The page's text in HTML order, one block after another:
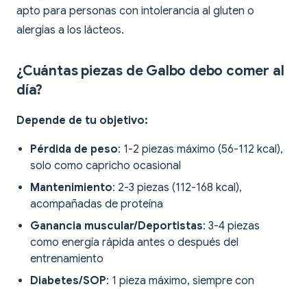
apto para personas con intolerancia al gluten o
alergias a los lácteos.
¿Cuántas piezas de Galbo debo comer al
día?
Depende de tu objetivo:
Pérdida de peso: 1-2 piezas máximo (56-112 kcal),
solo como capricho ocasional
Mantenimiento: 2-3 piezas (112-168 kcal),
acompañadas de proteína
Ganancia muscular/Deportistas: 3-4 piezas
como energía rápida antes o después del
entrenamiento
Diabetes/SOP: 1 pieza máximo, siempre con